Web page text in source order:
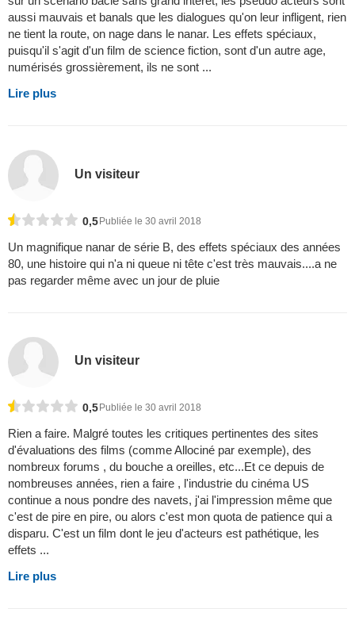
aussi mauvais et banals que les dialogues qu'on leur infligent, rien
ne tient la route, on nage dans le nanar. Les effets spéciaux,
puisqu'il s'agit d'un film de science fiction, sont d'un autre age,
numérisés grossièrement, ils ne sont ...
Lire plus
Un visiteur
0,5Publiée le 30 avril 2018
Un magnifique nanar de série B, des effets spéciaux des années
80, une histoire qui n'a ni queue ni tête c'est très mauvais....a ne
pas regarder même avec un jour de pluie
Un visiteur
0,5Publiée le 30 avril 2018
Rien a faire. Malgré toutes les critiques pertinentes des sites
d'évaluations des films (comme Allociné par exemple), des
nombreux forums , du bouche a oreilles, etc...Et ce depuis de
nombreuses années, rien a faire , l'industrie du cinéma US
continue a nous pondre des navets, j'ai l'impression même que
c'est de pire en pire, ou alors c'est mon quota de patience qui a
disparu. C'est un film dont le jeu d'acteurs est pathétique, les
effets ...
Lire plus